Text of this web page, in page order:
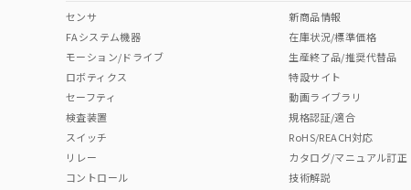
センサ
FAシステム機器
モーション/ドライブ
ロボティクス
セーフティ
検査装置
スイッチ
リレー
コントロール
新商品情報
在庫状況/標準価格
生産終了品/推奨代替品
特設サイト
動画ライブラリ
規格認証/適合
RoHS/REACH対応
カタログ/マニュアル訂正
技術解説